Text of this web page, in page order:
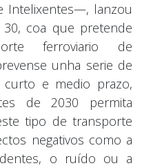
Intelixentes—, lanzou
30, coa que pretende
ferroviario de
unha serie de
e medio prazo,
de 2030 permita
tipo de transporte
negativos como a
o ruído ou a